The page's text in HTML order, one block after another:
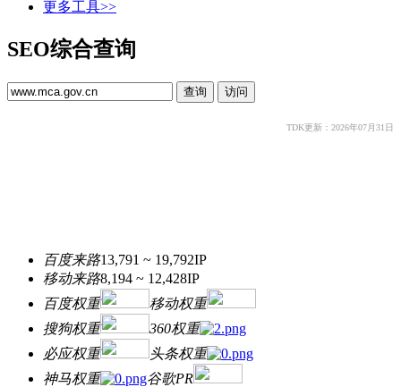
更多工具>>
SEO综合查询
TDK更新：2026年07月31日
百度来路13,791 ~ 19,792IP
移动来路8,194 ~ 12,428IP
百度权重
移动权重
搜狗权重
360权重
必应权重
头条权重
神马权重
谷歌PR